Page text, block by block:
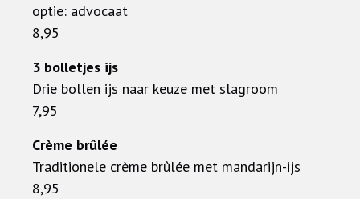
optie: advocaat
8,95
3 bolletjes ijs
Drie bollen ijs naar keuze met slagroom
7,95
Crème brûlée
Traditionele crème brûlée met mandarijn-ijs
8,95